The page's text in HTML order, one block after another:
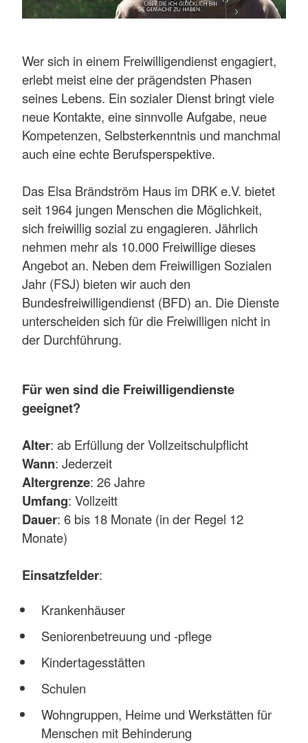
Wer sich in einem Freiwilligendienst engagiert,
erlebt meist eine der prägendsten Phasen
seines Lebens. Ein sozialer Dienst bringt viele
neue Kontakte, eine sinnvolle Aufgabe, neue
Kompetenzen, Selbsterkenntnis und manchmal
auch eine echte Berufsperspektive.
Das Elsa Brändström Haus im DRK e.V. bietet
seit 1964 jungen Menschen die Möglichkeit,
sich freiwillig sozial zu engagieren. Jährlich
nehmen mehr als 10.000 Freiwillige dieses
Angebot an. Neben dem Freiwilligen Sozialen
Jahr (FSJ) bieten wir auch den
Bundesfreiwilligendienst (BFD) an. Die Dienste
unterscheiden sich für die Freiwilligen nicht in
der Durchführung.
Für wen sind die Freiwilligendienste
geeignet?
Alter: ab Erfüllung der Vollzeitschulpflicht
Wann: Jederzeit
Altergrenze: 26 Jahre
Umfang: Vollzeitt
Dauer: 6 bis 18 Monate (in der Regel 12
Monate)
Einsatzfelder:
Krankenhäuser
Seniorenbetreuung und -pflege
Kindertagesstätten
Schulen
Wohngruppen, Heime und Werkstätten für
Menschen mit Behinderung